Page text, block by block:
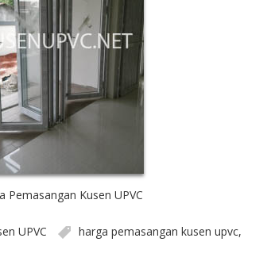
Pemasangan Kusen UPVC
UPVC harga pemasangan kusen upvc,